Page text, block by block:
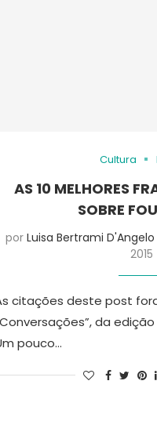
Cultura
AS 10 MELHORES
SOBRE
porLuisa Bertrami D'Angelo
2015
citações deste post
da
pouco…